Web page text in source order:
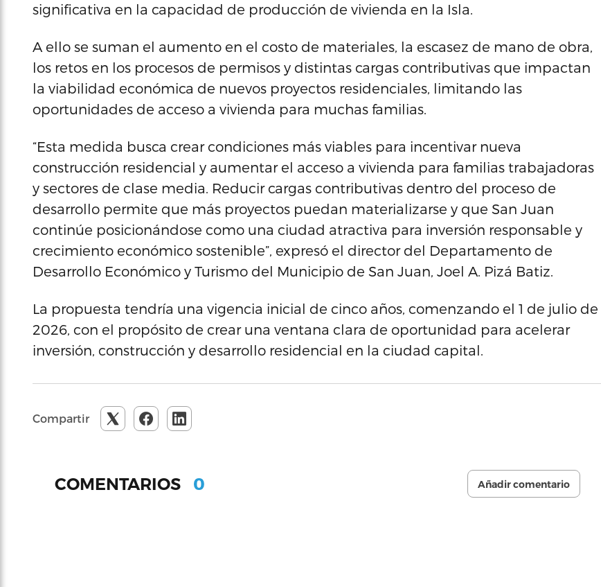
significativa en la capacidad de producción de vivienda en la Isla.
A ello se suman el aumento en el costo de materiales, la escasez de mano de obra,
los retos en los procesos de permisos y distintas cargas contributivas que impactan
la viabilidad económica de nuevos proyectos residenciales, limitando las
oportunidades de acceso a vivienda para muchas familias.
“Esta medida busca crear condiciones más viables para incentivar nueva
construcción residencial y aumentar el acceso a vivienda para familias trabajadoras
y sectores de clase media. Reducir cargas contributivas dentro del proceso de
desarrollo permite que más proyectos puedan materializarse y que San Juan
continúe posicionándose como una ciudad atractiva para inversión responsable y
crecimiento económico sostenible”, expresó el director del Departamento de
Desarrollo Económico y Turismo del Municipio de San Juan, Joel A. Pizá Batiz.
La propuesta tendría una vigencia inicial de cinco años, comenzando el 1 de julio de
2026, con el propósito de crear una ventana clara de oportunidad para acelerar
inversión, construcción y desarrollo residencial en la ciudad capital.
Compartir
COMENTARIOS 0 Añadir comentario